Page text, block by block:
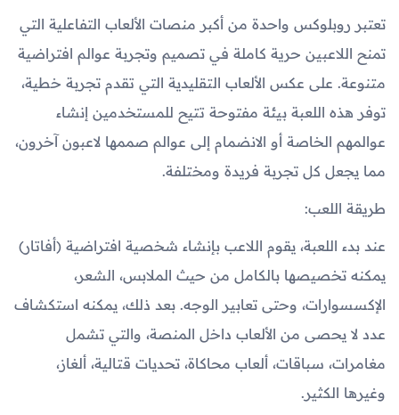
تعتبر روبلوكس واحدة من أكبر منصات الألعاب التفاعلية التي
تمنح اللاعبين حرية كاملة في تصميم وتجربة عوالم افتراضية
متنوعة. على عكس الألعاب التقليدية التي تقدم تجربة خطية،
توفر هذه اللعبة بيئة مفتوحة تتيح للمستخدمين إنشاء
عوالمهم الخاصة أو الانضمام إلى عوالم صممها لاعبون آخرون،
مما يجعل كل تجربة فريدة ومختلفة.
طريقة اللعب:
عند بدء اللعبة، يقوم اللاعب بإنشاء شخصية افتراضية (أفاتار)
يمكنه تخصيصها بالكامل من حيث الملابس، الشعر،
الإكسسوارات، وحتى تعابير الوجه. بعد ذلك، يمكنه استكشاف
عدد لا يحصى من الألعاب داخل المنصة، والتي تشمل
مغامرات، سباقات، ألعاب محاكاة، تحديات قتالية، ألغاز،
وغيرها الكثير.